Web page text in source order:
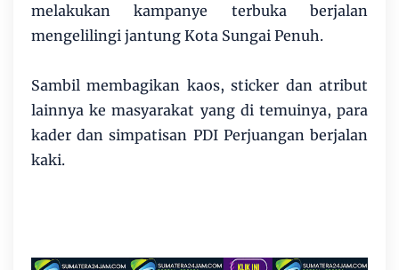
melakukan kampanye terbuka berjalan
mengelilingi jantung Kota Sungai Penuh.
Sambil membagikan kaos, sticker dan atribut
lainnya ke masyarakat yang di temuinya, para
kader dan simpatisan PDI Perjuangan berjalan
kaki.